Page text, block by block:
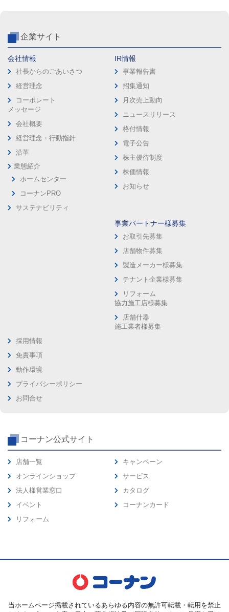
企業サイト
会社情報
社長からのごあいさつ
経営理念
コーポレート
メッセージ
会社概要
経営理念・行動指針
沿革
業態紹介
ホームセンター
コーナンPRO
サステナビリティ
IR情報
事業報告書
招集通知
月次売上動向
ニュースリリース
格付情報
電子公告
株主優待制度
株価情報
お知らせ
事業パートナー様募集
お取引先募集
店舗物件募集
製造メーカー様募集
テナント企業様募集
リフォーム
協力施工店様募集
店舗什器
施工業者様募集
採用情報
免責事項
動作環境
プライバシーポリシー
お問合せ
コーナン公式サイト
店舗一覧
オンラインショップ
法人様営業窓口
イベント
リフォーム
キャンペーン
サービス
カタログ
コーナンカード
当ホームページ掲載されているあらゆる内容の無許可転載・転用を禁止